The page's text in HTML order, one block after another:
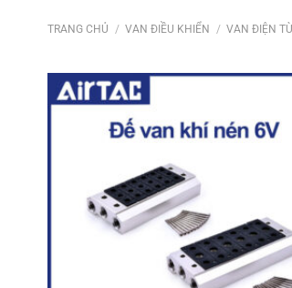
TRANG CHỦ / VAN ĐIỀU KHIỂN / VAN ĐIỆN